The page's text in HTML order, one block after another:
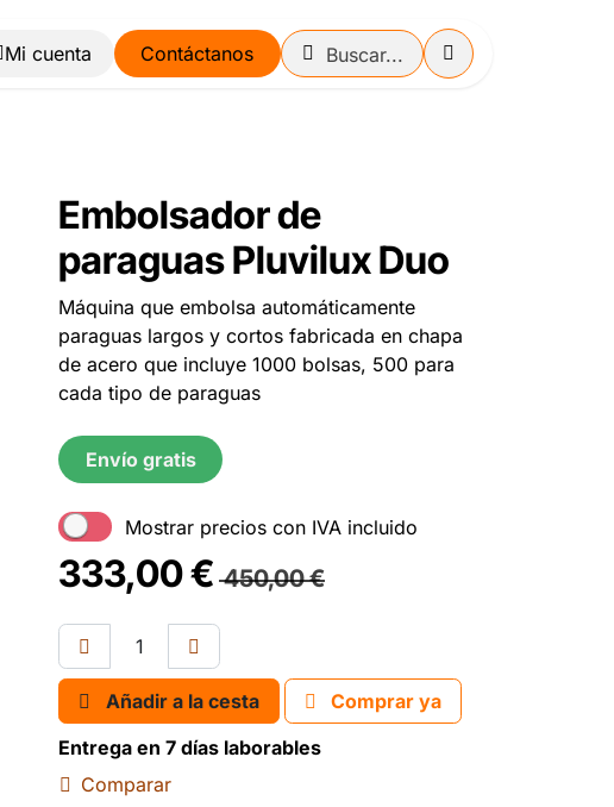
Blog Contáctanos
Embolsador de
paraguas Pluvilux Duo
Máquina que embolsa automáticamente
paraguas largos y cortos fabricada en chapa
de acero que incluye 1000 bolsas, 500 para
cada tipo de paraguas
Envío gratis
Mostrar precios con IVA incluido
333,00€ 450,00€
Añadir a la cesta
Comprar ya
Entrega en 7 días laborables
Comparar